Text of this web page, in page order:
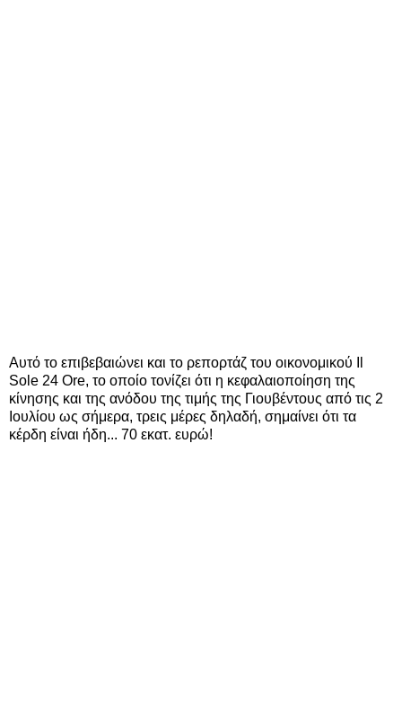
Αυτό το επιβεβαιώνει και το ρεπορτάζ του οικονομικού Il
Sole 24 Ore, το οποίο τονίζει ότι η κεφαλαιοποίηση της
κίνησης και της ανόδου της τιμής της Γιουβέντους από τις 2
Ιουλίου ως σήμερα, τρεις μέρες δηλαδή, σημαίνει ότι τα
κέρδη είναι ήδη... 70 εκατ. ευρώ!